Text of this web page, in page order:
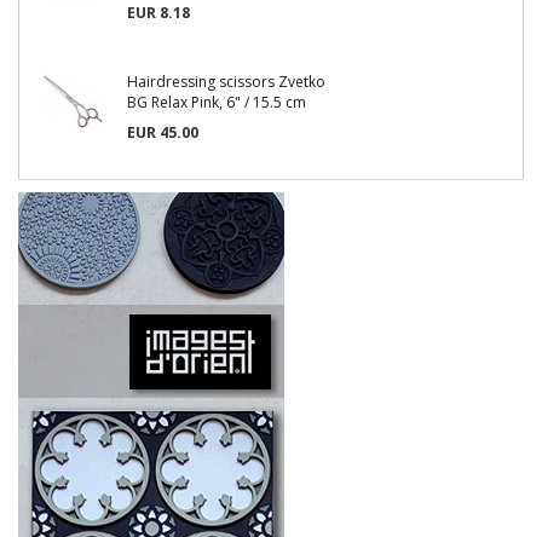
EUR 8.18
Hairdressing scissors Zvetko
BG Relax Pink, 6" / 15.5 cm
EUR 45.00